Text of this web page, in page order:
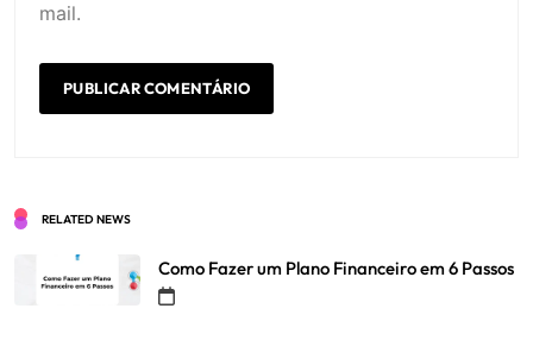
mail.
RELATED NEWS
Como Fazer um Plano Financeiro em 6 Passos